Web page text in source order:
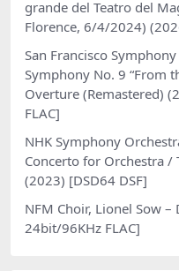
grande del Teatro del
Florence, 6/4/2024)
San Francisco
Symphony No. 9 “From
Overture (Remastered)
FLAC]
NHK Symphony
Concerto for Orchestra /
(2023) [DSD64 DSF]
NFM Choir, Lionel Sow
24bit/96KHz FLAC]